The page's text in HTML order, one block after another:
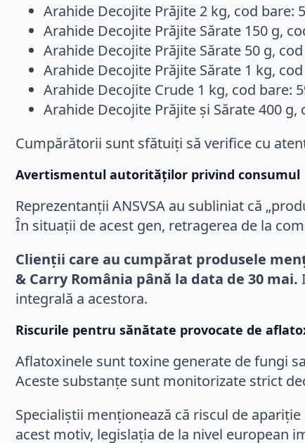
Arahide Decojite Prăjite 2 kg, cod bare:
Arahide Decojite Prăjite Sărate 150 g,
Arahide Decojite Prăjite Sărate 50 g,
Arahide Decojite Prăjite Sărate 1 kg,
Arahide Decojite Crude 1 kg, cod bare:
Arahide Decojite Prăjite și Sărate 400 g,
Cumpărătorii sunt sfătuiți să verifice cu
Avertismentul autorităților privind consumul
Reprezentanții ANSVSA au subliniat că
În situații de acest gen, retragerea de la
Clienții care au cumpărat produsele
& Carry România până la data de 30 mai.
integrală a acestora.
Riscurile pentru sănătate provocate de
Aflatoxinele sunt toxine generate de fungi
Aceste substanțe sunt monitorizate strict
Specialiștii menționează că riscul de
acest motiv, legislația de la nivel european